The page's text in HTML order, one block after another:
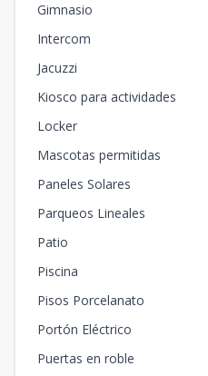
Gimnasio
Intercom
Jacuzzi
Kiosco para actividades
Locker
Mascotas permitidas
Paneles Solares
Parqueos Lineales
Patio
Piscina
Pisos Porcelanato
Portón Eléctrico
Puertas en roble